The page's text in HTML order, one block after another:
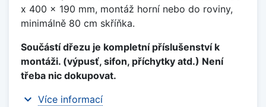
x 400 x 190 mm, montáž horní nebo do roviny,
minimálně 80 cm skříňka.
Součástí dřezu je kompletní příslušenství k
montáži. (výpusť, sifon, příchytky atd.) Není
třeba nic dokupovat.
expand_more Více informací